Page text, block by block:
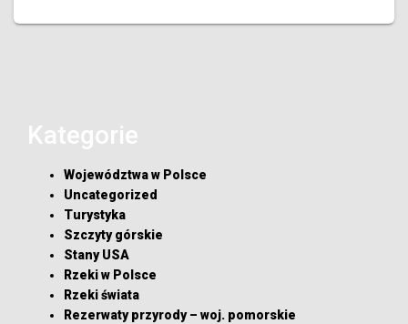
Kategorie
Województwa w Polsce
Uncategorized
Turystyka
Szczyty górskie
Stany USA
Rzeki w Polsce
Rzeki świata
Rezerwaty przyrody – woj. pomorskie